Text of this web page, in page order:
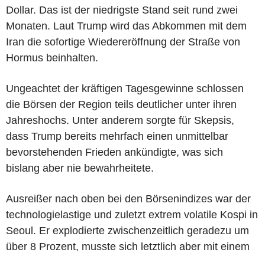
Dollar. Das ist der niedrigste Stand seit rund zwei
Monaten. Laut Trump wird das Abkommen mit dem
Iran die sofortige Wiedereröffnung der Straße von
Hormus beinhalten.
Ungeachtet der kräftigen Tagesgewinne schlossen
die Börsen der Region teils deutlicher unter ihren
Jahreshochs. Unter anderem sorgte für Skepsis,
dass Trump bereits mehrfach einen unmittelbar
bevorstehenden Frieden ankündigte, was sich
bislang aber nie bewahrheitete.
Ausreißer nach oben bei den Börsenindizes war der
technologielastige und zuletzt extrem volatile Kospi in
Seoul. Er explodierte zwischenzeitlich geradezu um
über 8 Prozent, musste sich letztlich aber mit einem